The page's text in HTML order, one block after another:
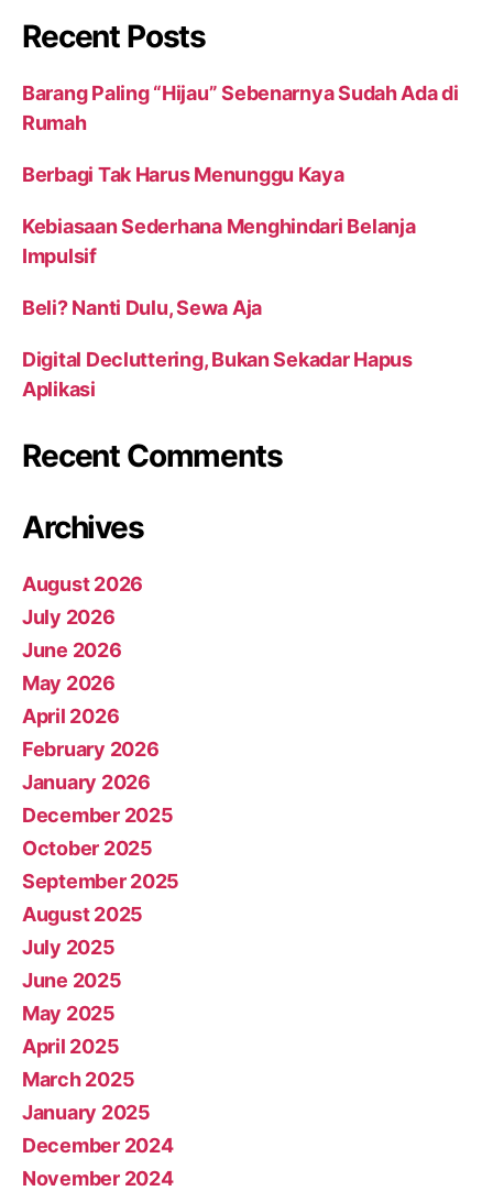
Recent Posts
Barang Paling “Hijau” Sebenarnya Sudah Ada di
Rumah
Berbagi Tak Harus Menunggu Kaya
Kebiasaan Sederhana Menghindari Belanja
Impulsif
Beli? Nanti Dulu, Sewa Aja
Digital Decluttering, Bukan Sekadar Hapus
Aplikasi
Recent Comments
Archives
August 2026
July 2026
June 2026
May 2026
April 2026
February 2026
January 2026
December 2025
October 2025
September 2025
August 2025
July 2025
June 2025
May 2025
April 2025
March 2025
January 2025
December 2024
November 2024